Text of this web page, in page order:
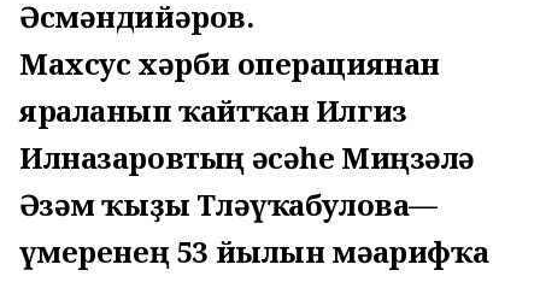
Әсмәндийәров.
Махсус хәрби операциянан
яраланып ҡайтҡан Илгиз
Илназаровтың әсәһе Миңзәлә
Әғзәм ҡыҙы Тләүҡабулова—
ғүмеренең 53 йылын мәғарифҡа